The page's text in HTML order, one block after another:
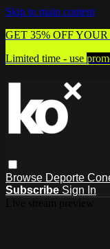
Skip to main content
GET 35% OFF
Limited time - use
Browse Deporte
Subscribe Sign In